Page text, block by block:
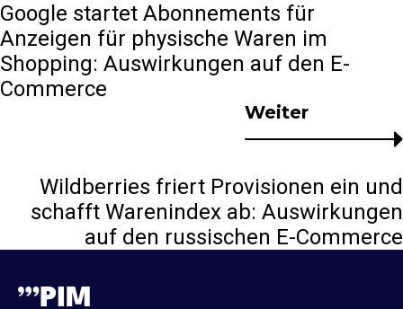
Weiter
Wildberries friert Provisionen ein und
schafft Warenindex ab: Auswirkungen
auf den russischen E-Commerce
Google startet Abonnements für
Anzeigen für physische Waren im
Shopping: Auswirkungen auf den E-
Commerce